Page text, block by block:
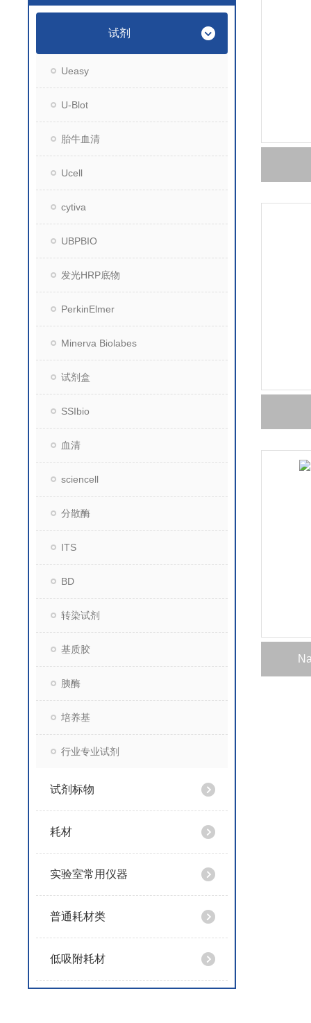
试剂
Ueasy
U-Blot
胎牛血清
Ucell
cytiva
UBPBIO
发光HRP底物
PerkinElmer
Minerva Biolabes
试剂盒
SSIbio
血清
sciencell
分散酶
ITS
BD
转染试剂
基质胶
胰酶
培养基
行业专业试剂
试剂标物
耗材
实验室常用仪器
普通耗材类
低吸附耗材